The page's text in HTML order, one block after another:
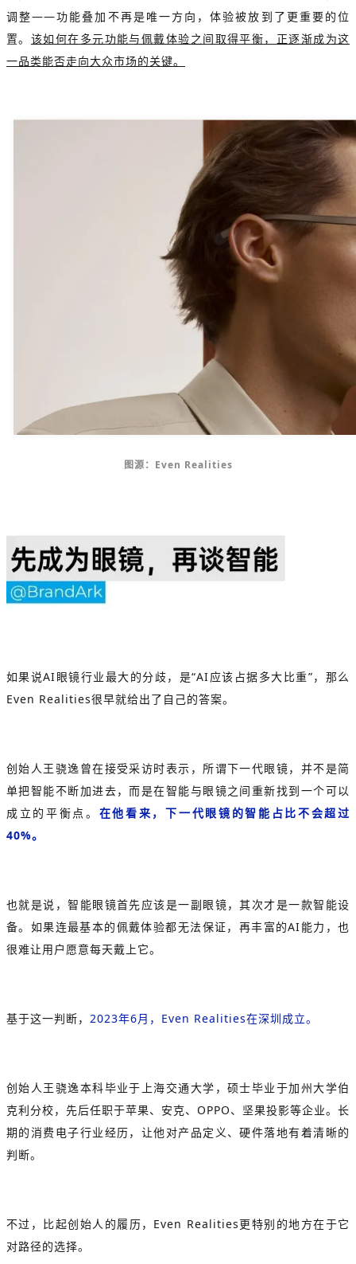
调整——功能叠加不再是唯一方向，体验被放到了更重要的位
置。 该如何在多元功能与佩戴体验之间取得平衡，正逐渐成为这
一品类能否走向大众市场的关键。
图源：Even Realities
如果说AI眼镜行业最大的分歧，是“AI应该占据多大比重”，那么
Even Realities很早就给出了自己的答案。
创始人王骁逸曾在接受采访时表示，所谓下一代眼镜，并不是简
单把智能不断加进去，而是在智能与眼镜之间重新找到一个可以
成立的平衡点。 在他看来，下一代眼镜的智能占比不会超过
40%。
也就是说，智能眼镜首先应该是一副眼镜，其次才是一款智能设
备。如果连最基本的佩戴体验都无法保证，再丰富的AI能力，也
很难让用户愿意每天戴上它。
基于这一判断， 2023年6月，Even Realities在深圳成立。
创始人王骁逸本科毕业于上海交通大学，硕士毕业于加州大学伯
克利分校，先后任职于苹果、安克、OPPO、坚果投影等企业。长
期的消费电子行业经历，让他对产品定义、硬件落地有着清晰的
判断。
不过，比起创始人的履历，Even Realities更特别的地方在于它
对路径的选择。